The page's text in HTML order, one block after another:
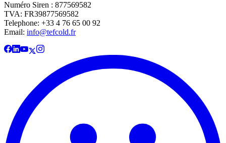
Numéro Siren : 877569582
TVA: FR39877569582
Telephone: +33 4 76 65 00 92
Email: info@tefcold.fr